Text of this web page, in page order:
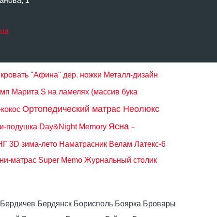
"Афина" дер. ножки Металл-дизайн
Марита S на ламелях (массив бука
Ортопедический матрас Неолюкс
подушка Day&Night Memory Ясна -
3D зима-лето Наматрасник Велам Латекс-6
матрас Super Memo Журнальный столик
Бердянск Борисполь Боярка Бровары